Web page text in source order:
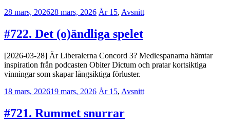
28 mars, 202628 mars, 2026 Erik
År 15, Avsnitt
#722. Det (o)ändliga spelet
[2026-03-28] Är Liberalerna Concord 3? Mediespanarna hämtar
inspiration från podcasten Obiter Dictum och pratar kortsiktiga
vinningar som skapar långsiktiga förluster.
18 mars, 202619 mars, 2026 Jesper
År 15, Avsnitt
#721. Rummet snurrar